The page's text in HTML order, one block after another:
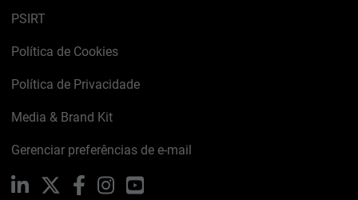
PSIRT
Política de Cookies
Política de Privacidade
Media & Brand Kit
Gerenciar preferências de e-mail
LinkedIn FacebookInstagramYouTube